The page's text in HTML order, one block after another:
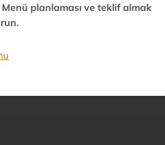
Menü planlaması ve teklif almak